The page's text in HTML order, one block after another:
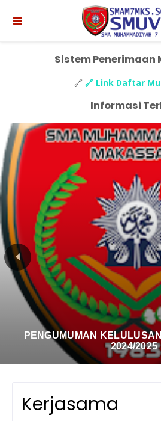
Sistem Penerimaan
🔗 🔗 Link Daftar
Informasi
PENGUMUMAN
2024/2025
Kerjasama